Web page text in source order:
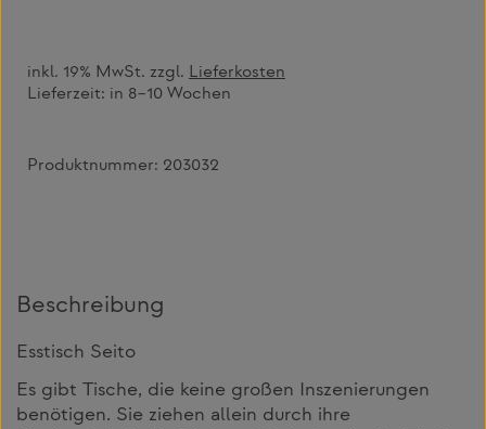
inkl. 19% MwSt. zzgl. Lieferkosten
Lieferzeit: in 8–10 Wochen
Produktnummer: 203032
Beschreibung
Esstisch Seito
Es gibt Tische, die keine großen Inszenierungen
benötigen. Sie ziehen allein durch ihre